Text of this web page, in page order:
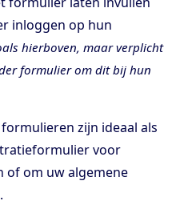
inloggen op hun
hierboven, maar verplicht
formulier om dit bij hun
zijn ideaal als
voor
of om uw algemene